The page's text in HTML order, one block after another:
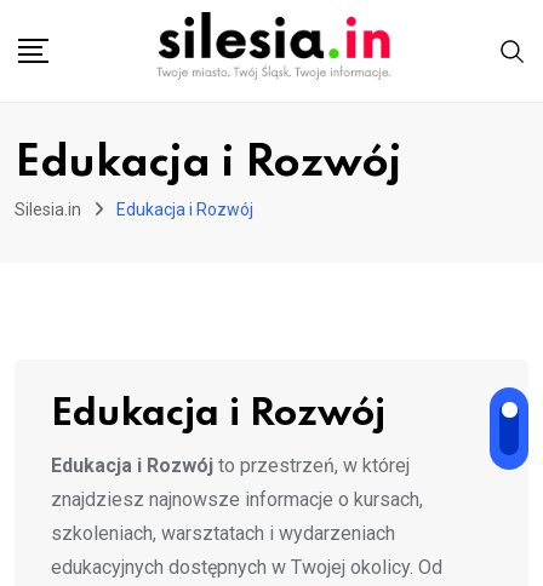
Edukacja i Rozwój
Silesia.in Edukacja i Rozwój
Edukacja i Rozwój
Edukacja i Rozwój to przestrzeń, w której
znajdziesz najnowsze informacje o kursach,
szkoleniach, warsztatach i wydarzeniach
edukacyjnych dostępnych w Twojej okolicy. Od